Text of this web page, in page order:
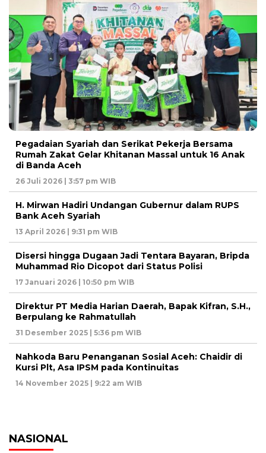
Pegadaian Syariah dan Serikat Pekerja Bersama
Rumah Zakat Gelar Khitanan Massal untuk 16 Anak
di Banda Aceh
26 Juli 2026 | 3:57 pm WIB
H. Mirwan Hadiri Undangan Gubernur dalam RUPS
Bank Aceh Syariah
13 April 2026 | 9:31 pm WIB
Disersi hingga Dugaan Jadi Tentara Bayaran, Bripda
Muhammad Rio Dicopot dari Status Polisi
17 Januari 2026 | 10:50 pm WIB
Direktur PT Media Harian Daerah, Bapak Kifran, S.H.,
Berpulang ke Rahmatullah
31 Desember 2025 | 5:36 pm WIB
Nahkoda Baru Penanganan Sosial Aceh: Chaidir di
Kursi Plt, Asa IPSM pada Kontinuitas
14 November 2025 | 9:22 am WIB
NASIONAL